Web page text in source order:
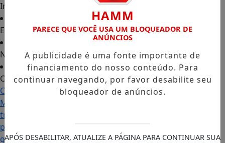
Início
Edições
Notícias
Contato
Carol
Monteiro:
trajetória
política
ganha
HAMM
PARECE QUE VOCÊ USA UM BLOQUEADOR DE
ANÚNCIOS
A publicidade é uma fonte importante de
financiamento do nosso conteúdo. Para
continuar navegando, por favor desabilite seu
bloqueador de anúncios.
APÓS DESABILITAR, ATUALIZE A PÁGINA PARA CONTINUAR SUA